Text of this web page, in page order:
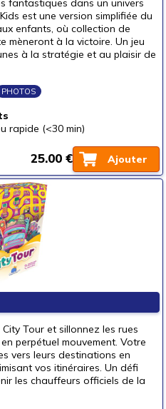
fantastiques dans un univers
est une version simplifiée du
enfants, où collection de
mèneront à la victoire. Un jeu
à la stratégie et au plaisir de
PHOTOS
rapide (<30 min)
Ajouter
25.00 €
Tour et sillonnez les rues
perpétuel mouvement. Votre
vers leurs destinations en
vos itinéraires. Un défi
les chauffeurs officiels de la